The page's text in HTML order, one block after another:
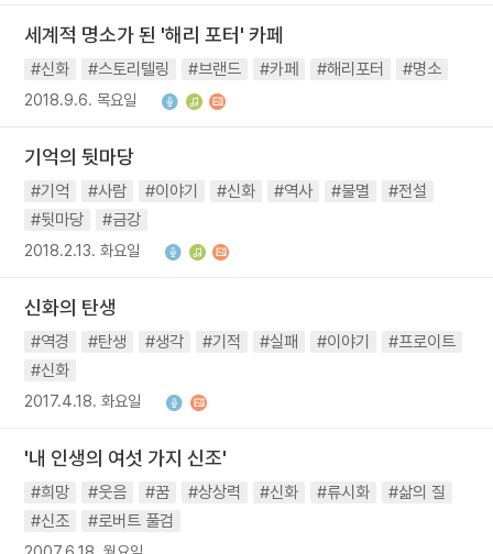
세계적 명소가 된 '해리 포터' 카페
#신화 #스토리텔링 #브랜드 #카페 #해리포터 #명소
2018.9.6. 목요일
기억의 뒷마당
#기억 #사람 #이야기 #신화 #역사 #불멸
#전설
#뒷마당
#금강
2018.2.13. 화요일
신화의 탄생
#역경 #탄생 #생각 #기적 #실패 #이야기
#프로이트
#신화
2017.4.18. 화요일
'내 인생의 여섯 가지 신조'
#희망 #웃음 #꿈 #상상력 #신화 #류시화
#삶의 질
#신조
#로버트 풀검